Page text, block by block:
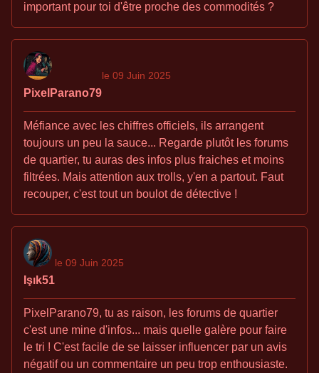
important pour toi d'être proche des commodités ?
PixelParano79
le 09 Juin 2025
Méfiance avec les chiffres officiels, ils arrangent
toujours un peu la sauce... Regarde plutôt les forums
de quartier, tu auras des infos plus fraiches et moins
filtrées. Mais attention aux trolls, y'en a partout. Faut
recouper, c'est tout un boulot de détective !
Işık51
le 09 Juin 2025
PixelParano79, tu as raison, les forums de quartier
c'est une mine d'infos... mais quelle galère pour faire
le tri ! C'est facile de se laisser influencer par un avis
négatif ou un commentaire un peu trop enthousiaste.